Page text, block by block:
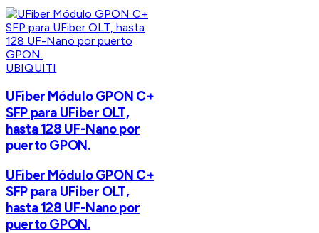
UBIQUITI
UFiber Módulo GPON C+
SFP para UFiber OLT,
hasta 128 UF-Nano por
puerto GPON.
UFiber Módulo GPON C+
SFP para UFiber OLT,
hasta 128 UF-Nano por
puerto GPON.